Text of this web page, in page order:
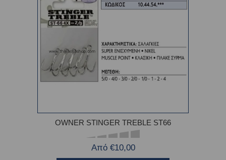
OWNER STINGER TREBLE ST66
Από €10,00